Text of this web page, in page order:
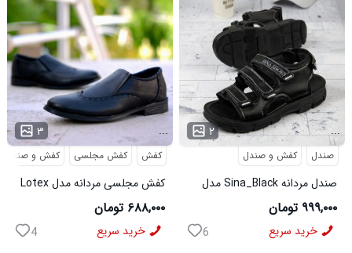
۳ ...
کفش کفش مجلسی کفش و صندل
کفش مجلسی مردانه مدل Lotex
کد6330
۶۸۸,۰۰۰ تومان
خرید سریع 4
۲ ...
صندل کفش و صندل
صندل مردانه Sina_Black مدل
3973
۹۹۹,۰۰۰ تومان
خرید سریع 6